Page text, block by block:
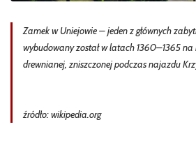
Zamek w Uniejowie – jeden z głównych
wybudowany został w latach 1360–1365
drewnianej, zniszczonej podczas najazdu
źródło: wikipedia.org